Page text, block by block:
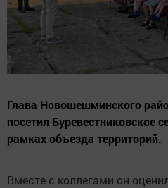
Глава Новошешминского
посетил Буревестниковское
рамках объезда территорий.
Вместе с коллегами он